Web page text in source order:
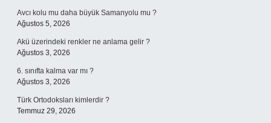
Avcı kolu mu daha büyük Samanyolu mu ?
Ağustos 5, 2026
Akü üzerindeki renkler ne anlama gelir ?
Ağustos 3, 2026
6. sınıfta kalma var mı ?
Ağustos 3, 2026
Türk Ortodoksları kimlerdir ?
Temmuz 29, 2026